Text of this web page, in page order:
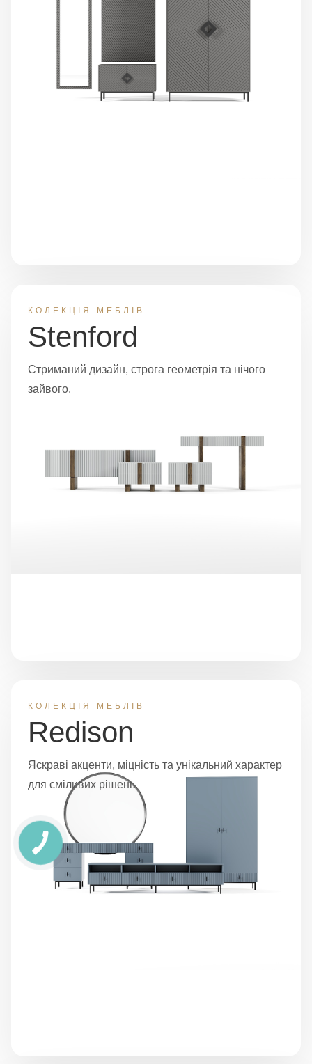
КОЛЕКЦІЯ МЕБЛІВ
Stenford
Стриманий дизайн, строга геометрія та нічого
зайвого.
КОЛЕКЦІЯ МЕБЛІВ
Redison
Яскраві акценти, міцність та унікальний характер
для сміливих рішень.